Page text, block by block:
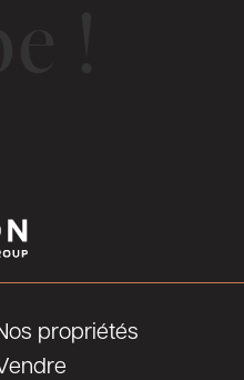
propriétés